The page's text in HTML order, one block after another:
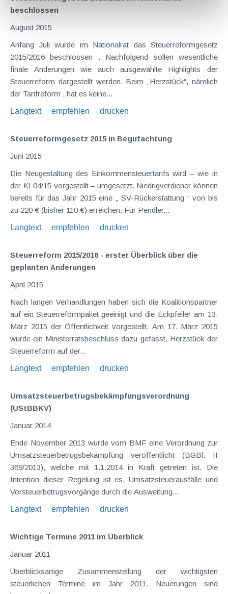
beschlossen
August 2015
Anfang Juli wurde im Nationalrat das Steuerreformgesetz
2015/2016 beschlossen . Nachfolgend sollen wesentliche
finale Änderungen wie auch ausgewählte Highlights der
Steuerreform dargestellt werden. Beim „Herzstück“, nämlich
der Tarifreform , hat es keine...
Langtext
empfehlen drucken
Steuerreformgesetz 2015 in Begutachtung
Juni 2015
Die Neugestaltung des Einkommensteuertarifs wird – wie in
der KI 04/15 vorgestellt – umgesetzt. Niedrigverdiener können
bereits für das Jahr 2015 eine „ SV-Rückerstattung “ von bis
zu 220 € (bisher 110 €) erreichen. Für Pendler...
Langtext
empfehlen drucken
Steuerreform 2015/2016 - erster Überblick über die
geplanten Änderungen
April 2015
Nach langen Verhandlungen haben sich die Koalitionspartner
auf ein Steuerreformpaket geeinigt und die Eckpfeiler am 13.
März 2015 der Öffentlichkeit vorgestellt. Am 17. März 2015
wurde ein Ministerratsbeschluss dazu gefasst. Herzstück der
Steuerreform auf der...
Langtext
empfehlen drucken
Umsatzsteuerbetrugsbekämpfungsverordnung
(UStBBKV)
Januar 2014
Ende November 2013 wurde vom BMF eine Verordnung zur
Umsatzsteuerbetrugsbekämpfung veröffentlicht (BGBl. II
369/2013), welche mit 1.1.2014 in Kraft getreten ist. Die
Intention dieser Regelung ist es, Umsatzsteuerausfälle und
Vorsteuerbetrugsvorgänge durch die Ausweitung...
Langtext
empfehlen drucken
Wichtige Termine 2011 im Überblick
Januar 2011
Überblicksartige Zusammenstellung der wichtigsten
steuerlichen Termine im Jahr 2011. Neuerungen sind